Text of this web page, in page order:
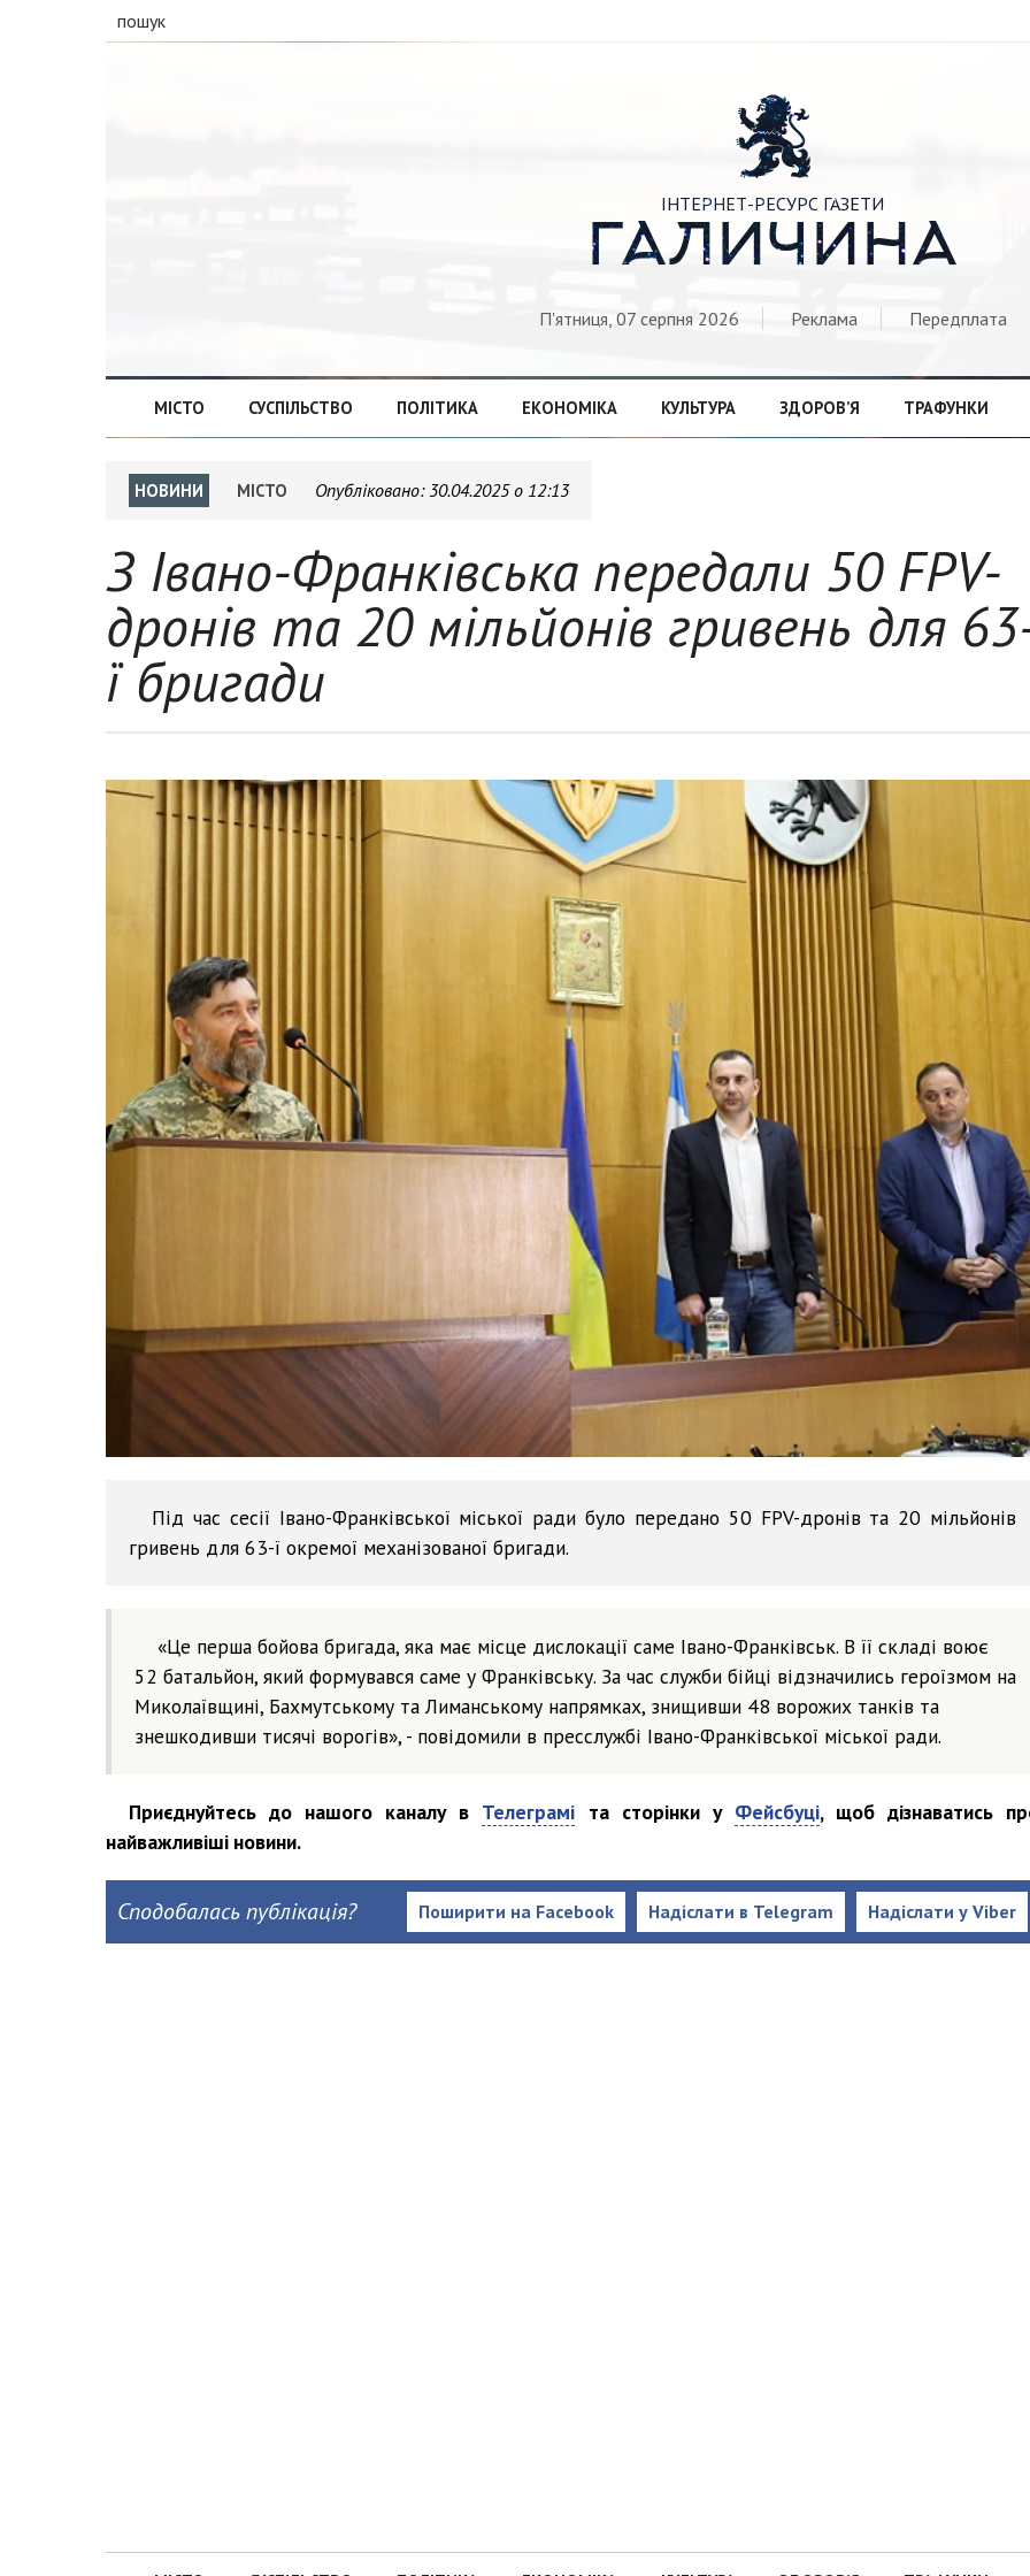
пошук

ІНТЕРНЕТ-РЕСУРС ГАЗЕТИ
ГАЛИЧИНА
П'ятниця, 07 серпня 2026 Реклама Передплата
МІСТО СУСПІЛЬСТВО ПОЛІТИКА ЕКОНОМІКА КУЛЬТУРА ЗДОРОВ’Я ТРАФУНКИ
НОВИНИ МІСТО Опубліковано:30.04.2025 о 12:13
З Івано-Франківська передали 50 FPV-
дронів та 20 мільйонів гривень для
ї бригади
Під час сесії Івано-Франківської міської ради було передано 50 FPV-дронів та 20 мільйонів
гривень для 63-ї окремої механізованої бригади.
«Це перша бойова бригада, яка має місце дислокації саме Івано-Франківськ. В її складі воює
52 батальйон, який формувався саме у Франківську. За час служби бійці відзначились героїзмом на
Миколаївщині, Бахмутському та Лиманському напрямках, знищивши 48 ворожих танків та
знешкодивши тисячі ворогів», - повідомили в пресслужбі Івано-Франківської міської ради.
Приєднуйтесь до нашого каналу в Телеграмі та сторінки у Фейсбуці, щоб дізнаватись
найважливіші новини.
Сподобалась публікація? Надіслати у Viber
Надіслати в Telegram
Поширити на Facebook